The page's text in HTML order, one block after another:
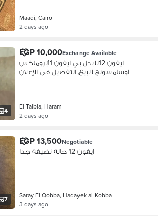
Maadi, Cairo
2 days ago
4
EGP 10,000Exchange Available
ايفون 12للبدل بي ايفون 11بروماكس
اوسامسونج للبيع التفصيل في الإعلان
El Talbia, Haram
2 days ago
7
EGP 13,500Negotiable
ايفون 12 حالة نضيفة جدا
Saray El Qobba, Hadayek al-Kobba
3 days ago